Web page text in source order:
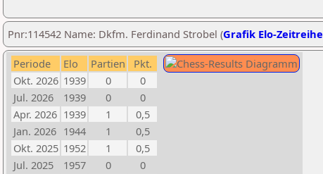
Pnr:114542 Name: Dkfm. Ferdinand Strobel (Grafik Elo-Zeitreihe
Periode Elo Partien
Pkt.
Okt. 2026 1939 0
0
Jul. 2026
1939 0
0
Apr. 2026 1939 1
0,5
Jan. 2026 1944 1
0,5
Okt. 2025 1952 1
0,5
Jul. 2025
1957 0
0